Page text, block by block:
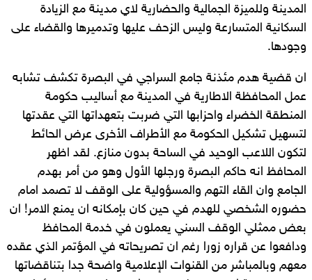
المدينة وللميزة الجمالية والحضارية لاي مدينة مع الزيادة
السكانية المتسارعة وليس الزحف عليها وتدميرها والقضاء على
وجودها.
ان قضية هدم مئذنة جامع السراجي في البصرة تكشف تشابه
عمل المحافظة الاطارية في المدينة مع أساليب حكومة
المنطقة الخضراء واحزابها التي ضربت بتعهداتها التي عقدتها
لتسهيل تشكيل الحكومة مع الأطراف الأخرى عرض الحائط
لتكون اللاعب الوحيد في الساحة بدون منازع. لقد اظهر
المحافظ انه حاكم البصرة ورجلها الأول وهو من أمر بهدم
الجامع وان القاء التهم والمسؤولية على الوقف لا تصمد امام
حضوره الشخصي للهدم في حين كان بإمكانه ان يمنع الامر! ان
بعض ممثلي الوقف السني يعملون في خدمة المحافظ
ودافعوا عن قراره زورا رغم ان تصريحاته في المؤتمر الذي عقده
معهم وبالمباشر من القنوات الإعلامية واضحة جدا بتناقضاتها